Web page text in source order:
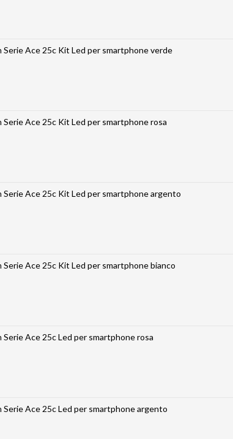
Serie Ace 25c Kit Led per smartphone verde
Serie Ace 25c Kit Led per smartphone rosa
Serie Ace 25c Kit Led per smartphone argento
Serie Ace 25c Kit Led per smartphone bianco
Serie Ace 25c Led per smartphone rosa
Serie Ace 25c Led per smartphone argento